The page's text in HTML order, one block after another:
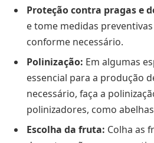
Proteção contra pragas e
e tome medidas
conforme necessário.
Polinização: Em algumas
essencial para a produção
necessário, faça a
polinizadores, como
Escolha da fruta: Colha as